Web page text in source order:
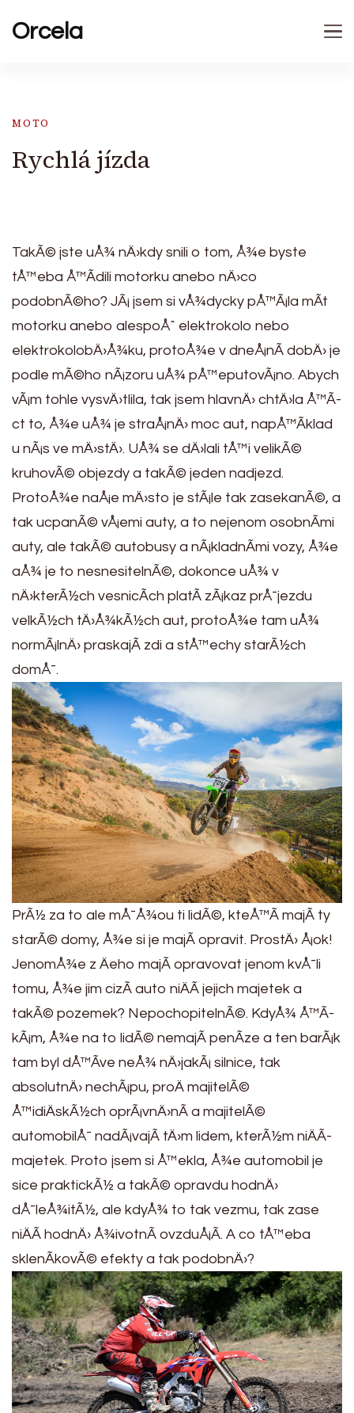
Orcela
MOTO
Rychlá jízda
TakÃ© jste uÅ¾ nÄ›kdy snili o tom, Å¾e byste
tÅ™eba Å™Ã­dili motorku anebo nÄ›co
podobnÃ©ho? JÃ¡ jsem si vÅ¾dycky pÅ™Ã¡la mÃ­t
motorku anebo alespoÅˆ elektrokolo nebo
elektrokolobÄ›Å¾ku, protoÅ¾e v dneÅ¡nÃ­ dobÄ› je
podle mÃ©ho nÃ¡zoru uÅ¾ pÅ™eputovÃ¡no. Abych
vÃ¡m tohle vysvÄ›tlila, tak jsem hlavnÄ› chtÄ›la Å™Ã­
ct to, Å¾e uÅ¾ je straÅ¡nÄ› moc aut, napÅ™Ã­klad
u nÃ¡s ve mÄ›stÄ›. UÅ¾ se dÄ›lali tÅ™i velikÃ©
kruhovÃ© objezdy a takÃ© jeden nadjezd.
ProtoÅ¾e naÅ¡e mÄ›sto je stÃ¡le tak zasekanÃ©, a
tak ucpanÃ© vÅ¡emi auty, a to nejenom osobnÃ­mi
auty, ale takÃ© autobusy a nÃ¡kladnÃ­mi vozy, Å¾e
aÅ¾ je to nesnesitelnÃ©, dokonce uÅ¾ v
nÄ›kterÃ½ch vesnicÃ­ch platÃ­ zÃ¡kaz prÅ¯jezdu
velkÃ½ch tÄ›Å¾kÃ½ch aut, protoÅ¾e tam uÅ¾
normÃ¡lnÄ› praskajÃ­ zdi a stÅ™echy starÃ½ch
domÅ¯.
PrÃ½ za to ale mÅ¯Å¾ou ti lidÃ©, kteÅ™Ã­ majÃ­ ty
starÃ© domy, Å¾e si je majÃ­ opravit. ProstÄ› Å¡ok!
JenomÅ¾e z Äeho majÃ­ opravovat jenom kvÅ¯li
tomu, Å¾e jim cizÃ­ auto niÄÃ­ jejich majetek a
takÃ© pozemek? NepochopitelnÃ©. KdyÅ¾ Å™Ã­
kÃ¡m, Å¾e na to lidÃ© nemajÃ­ penÃ­ze a ten barÃ¡k
tam byl dÅ™Ã­ve neÅ¾ nÄ›jakÃ¡ silnice, tak
absolutnÄ› nechÃ¡pu, proÄ majitelÃ©
Å™idiÄskÃ½ch oprÃ¡vnÄ›nÃ­ a majitelÃ©
automobilÅ¯ nadÃ¡vajÃ­ tÄ›m lidem, kterÃ½m niÄÃ­
majetek. Proto jsem si Å™ekla, Å¾e automobil je
sice praktickÃ½ a takÃ© opravdu hodnÄ›
dÅ¯leÅ¾itÃ½, ale kdyÅ¾ to tak vezmu, tak zase
niÄÃ­ hodnÄ› Å¾ivotnÃ­ ovzduÅ¡Ã­. A co tÅ™eba
sklenÃ­kovÃ© efekty a tak podobnÄ›?